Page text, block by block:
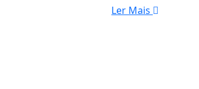
Ler Mais